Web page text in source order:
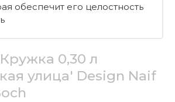
обеспечит его целостность
Кружка 0,30 л
улица' Design Naif